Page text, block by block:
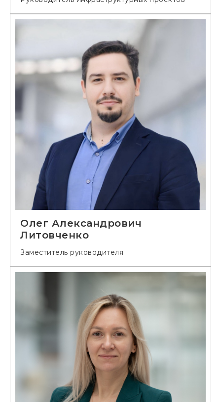
Олег Александрович
Литовченко
Заместитель руководителя